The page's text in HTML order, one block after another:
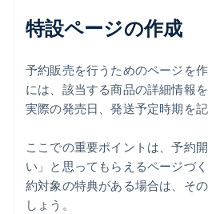
特設ページの作成
予約販売を行うためのページを
には、該当する商品の詳細情報
実際の発売日、発送予定時期を記
ここでの重要ポイントは、予約
い」と思ってもらえるページづ
約対象の特典がある場合は、そ
しょう。